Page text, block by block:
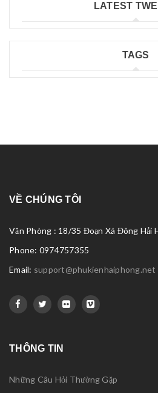
LATEST
TAGS
VỀ CHÚNG TÔI
Văn Phòng : 18/35 Đoạn Xá Đông Hải
Phone: 0974757355
Email: support@phukienhaiphong.net
THÔNG TIN
Những Câu Hỏi Thường Gặp